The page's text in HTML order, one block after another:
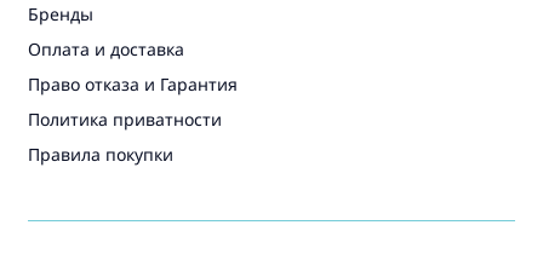
Бренды
Оплата и доставка
Право отказа и Гарантия
Политика приватности
Правила покупки